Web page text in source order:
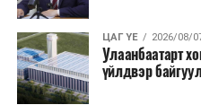
үргэлжилнэ гэж Ерөнхий
Мөн бүх шатны төсвийн
салбар бүрдээ урсгал
нөхөн томилгоо хийхгүй
ЦАГ ҮЕ 2026/08/
Улаанбаатарт
үйлдвэр